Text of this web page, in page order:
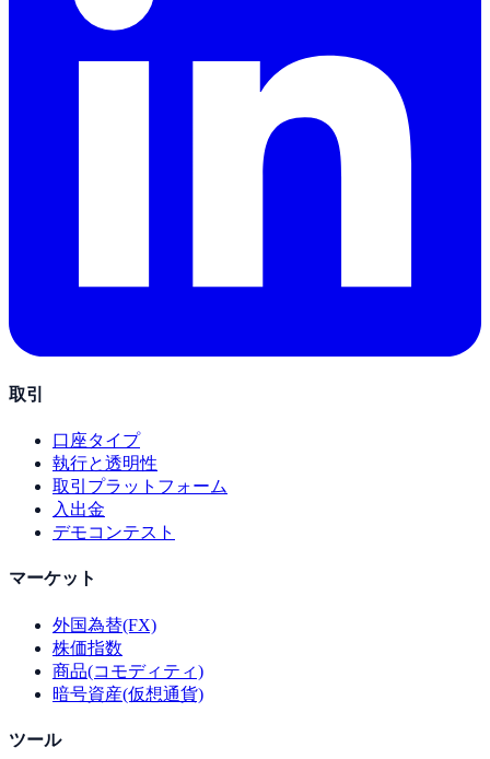
取引
口座タイプ
執行と透明性
取引プラットフォーム
入出金
デモコンテスト
マーケット
外国為替(FX)
株価指数
商品(コモディティ)
暗号資産(仮想通貨)
ツール